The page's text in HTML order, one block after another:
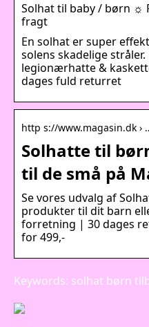
Solhat til baby / børn ☼
fragt
En solhat er super
solens skadelige
legionærhatte &
dages fuld returret
http s://www.magasin.dk ›
Solhatte til
til de små på
Se vores udvalg af
produkter til dit barn
forretning | 30 dages
for 499,-
Keywords: solhat børn